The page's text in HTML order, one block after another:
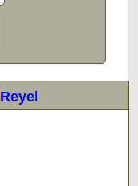
Reyel